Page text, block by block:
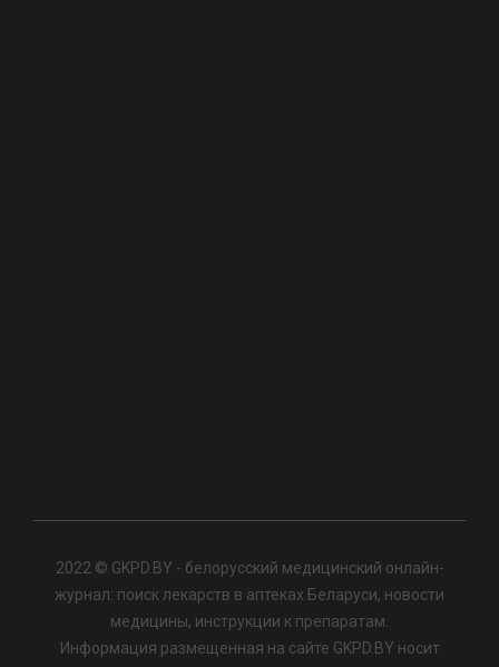
2022 © GKPD.BY - белорусский медицинский онлайн-
журнал: поиск лекарств в аптеках Беларуси, новости
медицины, инструкции к препаратам.
Информация размещенная на сайте GKPD.BY носит